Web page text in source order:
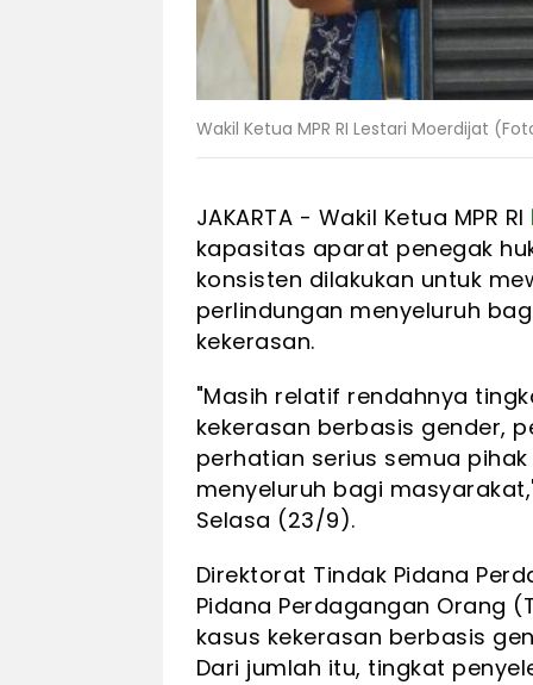
Wakil Ketua MPR RI Lestari Moerdijat
JAKARTA - Wakil Ketua MPR RI
kapasitas aparat penegak
konsisten dilakukan untuk
perlindungan menyeluruh
kekerasan.
"Masih relatif rendahnya
kekerasan berbasis gender,
perhatian serius semua
menyeluruh bagi
Selasa (23/9).
Direktorat Tindak Pidana
Pidana Perdagangan Orang
kasus kekerasan berbasis
Dari jumlah itu, tingkat